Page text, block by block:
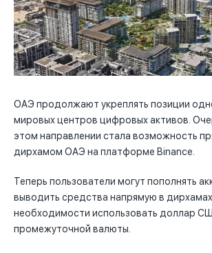
ОАЭ продолжают укреплять позиции
мировых центров цифровых активов.
этом направлении стала возможность
дирхамом ОАЭ на платформе Binance.
Теперь пользователи могут пополнять
выводить средства напрямую в
необходимости использовать доллар
промежуточной валюты.